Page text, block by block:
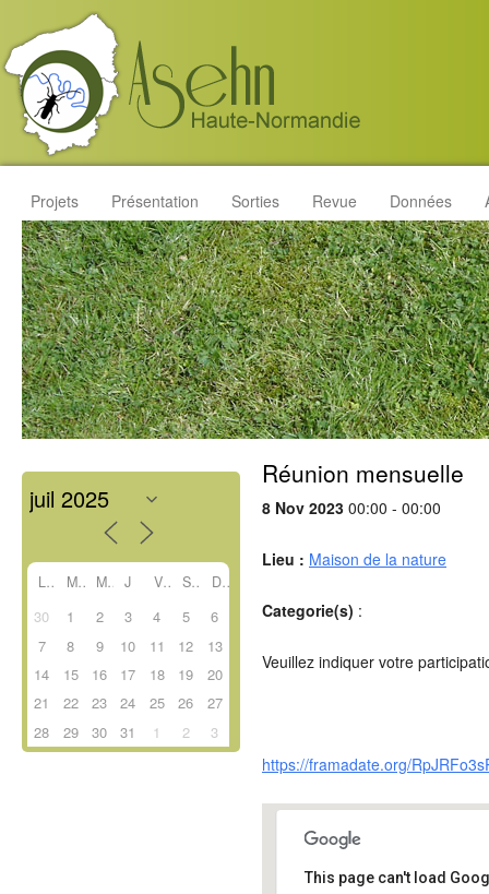
Projets Présentation Sorties Revue Données
L M M J V S D
30 1 2 3 4 5
6
7
8 9 10 11 12
13
14
15 16 17 18 19
20
21
22 23 24 25 26
27
28
29 30 31 1 2 3
Réunion mensuelle
8 Nov 2023 00:00 - 00:00
Lieu : Maison de la nature
Categorie(s) :
Veuillez indiquer votre
https://framadate.org/
This page can't load